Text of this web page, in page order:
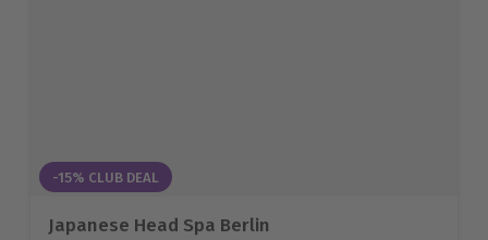
-15% CLUB DEAL
Japanese Head Spa Berlin